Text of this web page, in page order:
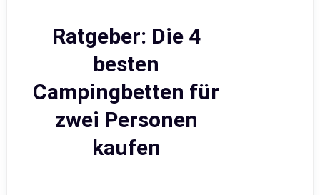
Ratgeber: Die 4
besten
Campingbetten für
zwei Personen
kaufen